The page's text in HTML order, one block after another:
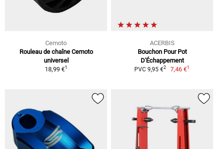
Cemoto
Rouleau de chaîne Cemoto
universel
18,99 €1
ACERBIS
Bouchon Pour Pot
D'Échappement
PVC 9,95 €2 7,46 €1